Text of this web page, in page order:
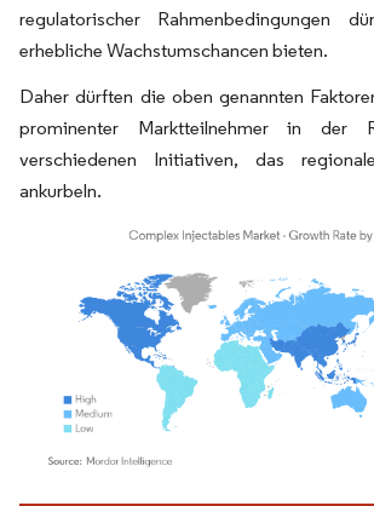
regulatorischer Rahmenbedingungen
erhebliche Wachstumschancen bieten.
Daher dürften die oben genannten
prominenter Marktteilnehmer in der
verschiedenen Initiativen, das
ankurbeln.